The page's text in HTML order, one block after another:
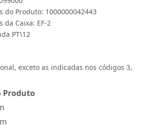
do Produto: 1000000042443
da Caixa: EF-2
PT\12
exceto as indicadas nos códigos 3,
Produto